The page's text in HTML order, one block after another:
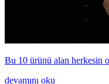
Bu 10 ürünü alan herkesin
devamını oku